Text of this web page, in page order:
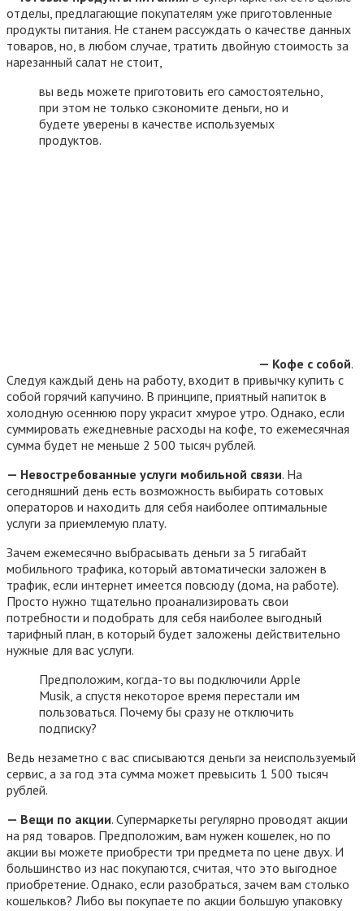
отделы, предлагающие покупателям уже приготовленные
продукты питания. Не станем рассуждать о качестве данных
товаров, но, в любом случае, тратить двойную стоимость за
нарезанный салат не стоит,
вы ведь можете приготовить его самостоятельно,
при этом не только сэкономите деньги, но и
будете уверены в качестве используемых
продуктов.
— Кофе с собой.
Следуя каждый день на работу, входит в привычку купить с
собой горячий капучино. В принципе, приятный напиток в
холодную осеннюю пору украсит хмурое утро. Однако, если
суммировать ежедневные расходы на кофе, то ежемесячная
сумма будет не меньше 2 500 тысяч рублей.
— Невостребованные услуги мобильной связи. На
сегодняшний день есть возможность выбирать сотовых
операторов и находить для себя наиболее оптимальные
услуги за приемлемую плату.
Зачем ежемесячно выбрасывать деньги за 5 гигабайт
мобильного трафика, который автоматически заложен в
трафик, если интернет имеется повсюду (дома, на работе).
Просто нужно тщательно проанализировать свои
потребности и подобрать для себя наиболее выгодный
тарифный план, в который будет заложены действительно
нужные для вас услуги.
Предположим, когда-то вы подключили Apple
Musik, а спустя некоторое время перестали им
пользоваться. Почему бы сразу не отключить
подписку?
Ведь незаметно с вас списываются деньги за неиспользуемый
сервис, а за год эта сумма может превысить 1 500 тысяч
рублей.
— Вещи по акции. Супермаркеты регулярно проводят акции
на ряд товаров. Предположим, вам нужен кошелек, но по
акции вы можете приобрести три предмета по цене двух. И
большинство из нас покупаются, считая, что это выгодное
приобретение. Однако, если разобраться, зачем вам столько
кошельков? Либо вы покупаете по акции большую упаковку